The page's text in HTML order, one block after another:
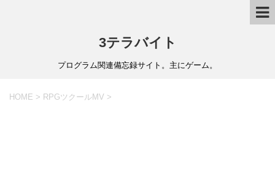
3テラバイト
プログラム関連備忘録サイト。主にゲーム。
HOME > RPGツクールMV >